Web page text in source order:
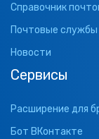
Справочник
Почтовые службы
Новости
Сервисы
Расширение для
Бот ВКонтакте